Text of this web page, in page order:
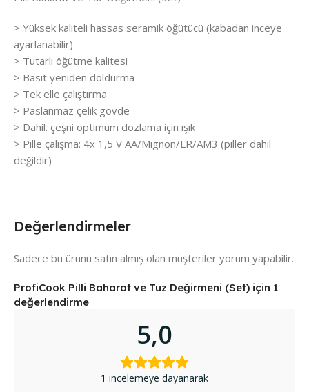
> Yüksek kaliteli hassas seramik öğütücü (kabadan inceye
ayarlanabilir)
> Tutarlı öğütme kalitesi
> Basit yeniden doldurma
> Tek elle çalıştırma
> Paslanmaz çelik gövde
> Dahil. çeşni optimum dozlama için ışık
> Pille çalışma: 4x 1,5 V AA/Mignon/LR/AM3 (piller dahil
değildir)
Değerlendirmeler
ProfiCook Pilli Baharat ve Tuz Değirmeni (Set) için 1
değerlendirme
5,0
1 incelemeye dayanarak
Sadece bu ürünü satın almış olan müşteriler yorum yapabilir.